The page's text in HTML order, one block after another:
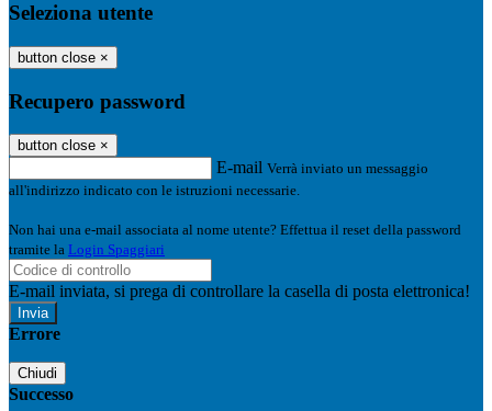
Seleziona utente
button close ×
Recupero password
button close ×
E-mail Verrà inviato un messaggio
all'indirizzo indicato con le istruzioni necessarie.
Non hai una e-mail associata al nome utente? Effettua il reset della password
tramite la Login Spaggiari
E-mail inviata, si prega di controllare la casella di posta elettronica!
Errore
Chiudi
Successo